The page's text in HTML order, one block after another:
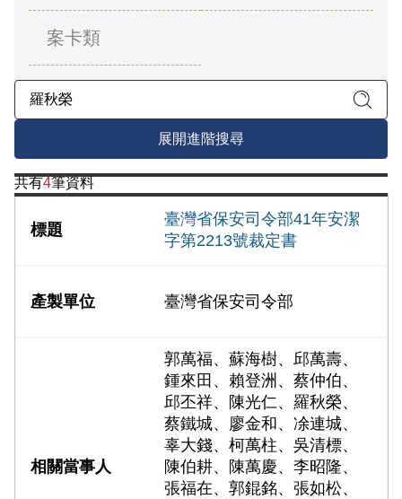
關於我們
意見信箱
案卡類
展開進階搜尋
共有4筆資料
臺灣省保安司令部41年安潔
字第2213號裁定書
臺灣省保安司令部
郭萬福、蘇海樹、邱萬壽、
鍾來田、賴登洲、蔡仲伯、
邱丕祥、陳光仁、羅秋榮、
蔡鐵城、廖金和、凃連城、
辜大錢、柯萬柱、吳清標、
陳伯耕、陳萬慶、李昭隆、
張福在、郭錕銘、張如松、